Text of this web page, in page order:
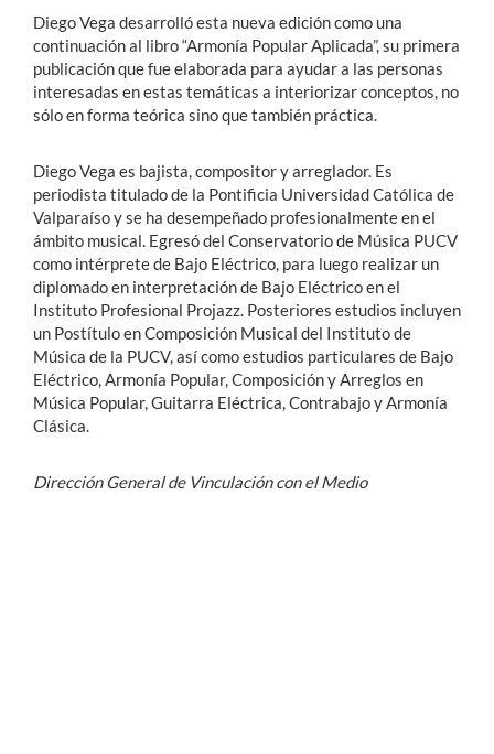
Diego Vega desarrolló esta nueva edición como una
continuación al libro “Armonía Popular Aplicada”, su primera
publicación que fue elaborada para ayudar a las personas
interesadas en estas temáticas a interiorizar conceptos, no
sólo en forma teórica sino que también práctica.
Diego Vega es bajista, compositor y arreglador. Es
periodista titulado de la Pontificia Universidad Católica de
Valparaíso y se ha desempeñado profesionalmente en el
ámbito musical. Egresó del Conservatorio de Música PUCV
como intérprete de Bajo Eléctrico, para luego realizar un
diplomado en interpretación de Bajo Eléctrico en el
Instituto Profesional Projazz. Posteriores estudios incluyen
un Postítulo en Composición Musical del Instituto de
Música de la PUCV, así como estudios particulares de Bajo
Eléctrico, Armonía Popular, Composición y Arreglos en
Música Popular, Guitarra Eléctrica, Contrabajo y Armonía
Clásica.
Dirección General de Vinculación con el Medio